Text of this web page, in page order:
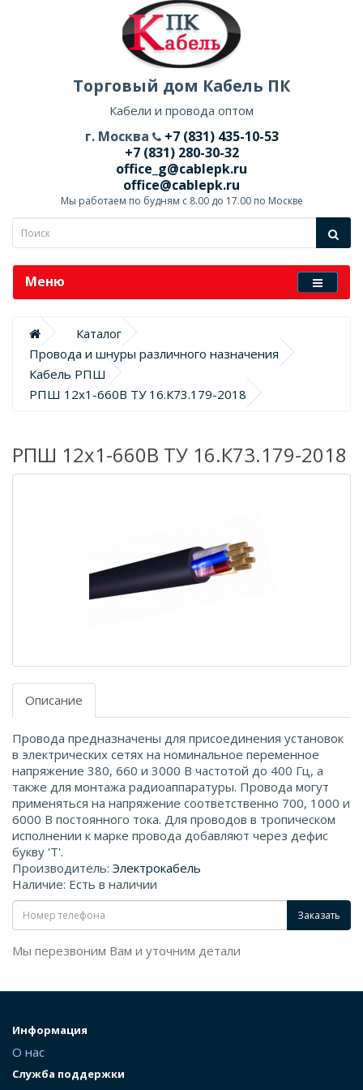
Торговый дом Кабель ПК
Кабели и провода оптом
г. Москва
+7 (831) 435-10-53
+7 (831) 280-30-32
office_g@cablepk.ru
office@cablepk.ru
Мы работаем по будням с 8.00 до 17.00 по Москве
Меню
Каталог
Провода и шнуры различного назначения
Кабель РПШ
РПШ 12х1-660В ТУ 16.К73.179-2018
РПШ 12х1-660В ТУ 16.К73.179-2018
Описание
Провода предназначены для присоединения установок
в электрических сетях на номинальное переменное
напряжение 380, 660 и 3000 В частотой до 400 Гц, а
также для монтажа радиоаппаратуры. Провода могут
применяться на напряжение соответственно 700, 1000 и
6000 В постоянного тока. Для проводов в тропическом
исполнении к марке провода добавляют через дефис
букву 'Т'.
Производитель: Электрокабель
Наличие: Есть в наличии
Заказать
Мы перезвоним Вам и уточним детали
Информация
О нас
Служба поддержки